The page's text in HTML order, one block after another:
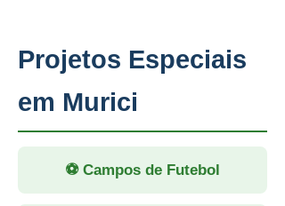
Projetos Especiais
em Murici
⚽ Campos de Futebol